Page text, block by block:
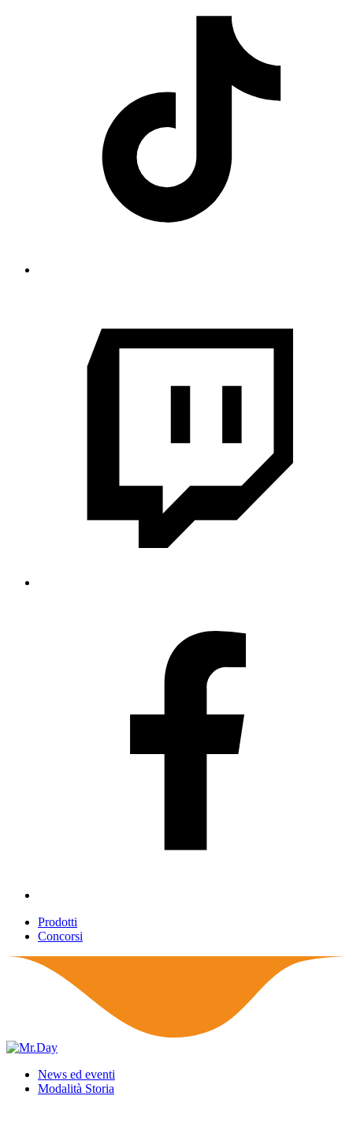
Prodotti
Concorsi
News ed eventi
Modalità Storia